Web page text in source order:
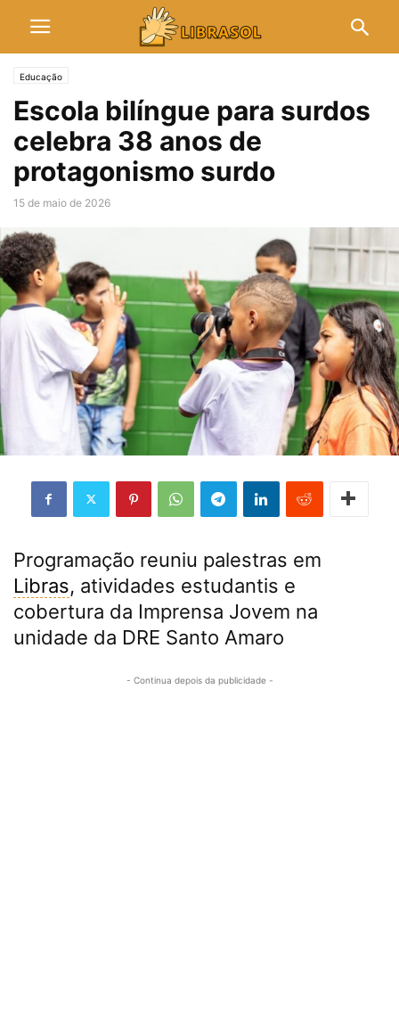
Educação
Escola bilíngue para surdos
celebra 38 anos de
protagonismo surdo
15 de maio de 2026
Programação reuniu palestras em
Libras, atividades estudantis e
cobertura da Imprensa Jovem na
unidade da DRE Santo Amaro
- Continua depois da publicidade -